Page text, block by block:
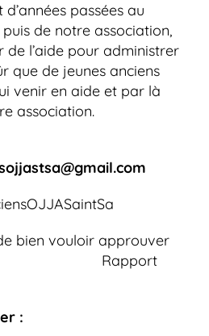
passées au
de notre association,
l’aide pour administrer
que de jeunes anciens
venir en aide et par là
association.
bien vouloir approuver
: Rapport
: